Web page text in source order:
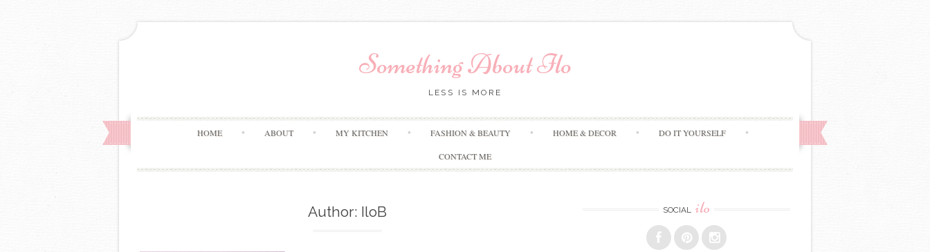
Something About Ilo
LESS IS MORE
HOME ABOUT MY KITCHEN FASHION & BEAUTY HOME & DECOR DO IT YOURSELF
CONTACT ME
Author: IloB SOCIAL ilo